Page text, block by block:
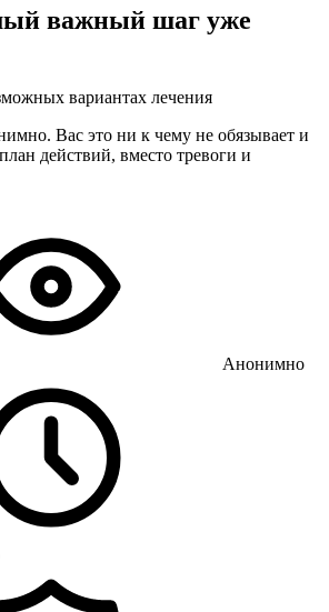
важный шаг уже
вариантах лечения
Вас это ни к чему не обязывает и
действий, вместо тревоги и
Анонимно